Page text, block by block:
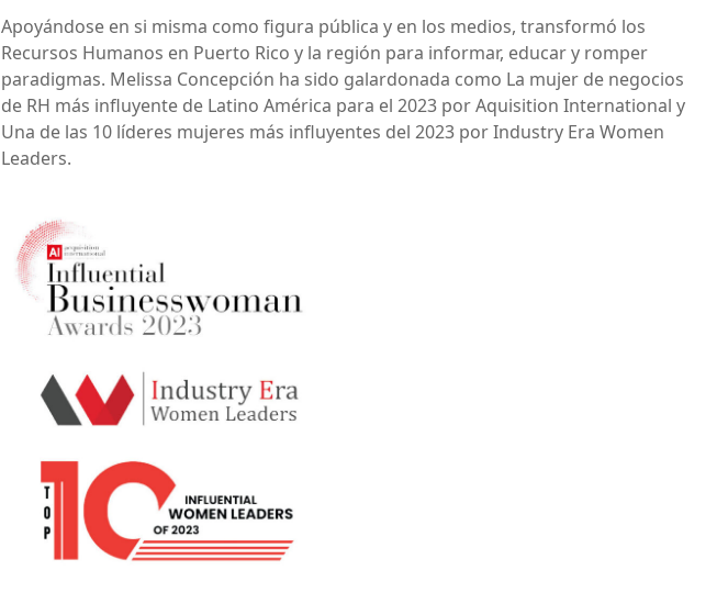
Apoyándose en si misma como figura pública y en los medios, transformó los
Recursos Humanos en Puerto Rico y la región para informar, educar y romper
paradigmas. Melissa Concepción ha sido galardonada como La mujer de negocios
de RH más influyente de Latino América para el 2023 por Aquisition International y
Una de las 10 líderes mujeres más influyentes del 2023 por Industry Era Women
Leaders.